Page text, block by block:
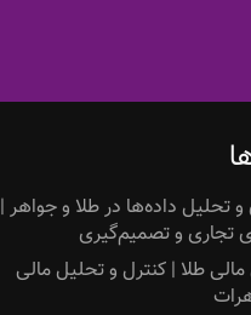
و تحلیل داده‌ها در طلا و جواهر |
تجاری و تصمیم‌گیری
طلا | کنترل و تحلیل مالی